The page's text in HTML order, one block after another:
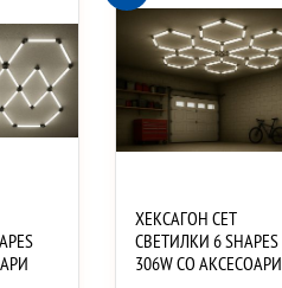
ХЕКСАГОН СЕТ
СВЕТИЛКИ 6 SHAPES
306W СО АКСЕСОАРИ